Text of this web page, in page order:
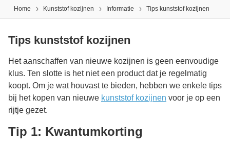
Home Kunststof kozijnen Informatie Tips kunststof kozijnen
Tips kunststof kozijnen
Het aanschaffen van nieuwe kozijnen is geen eenvoudige
klus. Ten slotte is het niet een product dat je regelmatig
koopt. Om je wat houvast te bieden, hebben we enkele tips
bij het kopen van nieuwe kunststof kozijnen voor je op een
rijtje gezet.
Tip 1: Kwantumkorting